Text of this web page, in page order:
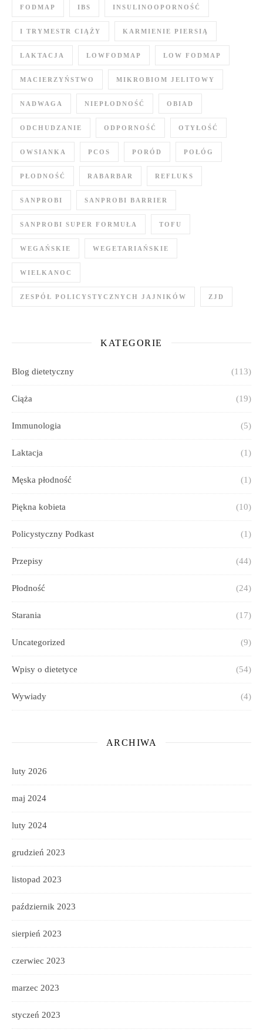
FODMAP IBS INSULINOOPORNOŚĆ
I TRYMESTR CIĄŻY KARMIENIE PIERSIĄ
LAKTACJA LOWFODMAP LOW FODMAP
MACIERZYŃSTWO MIKROBIOM JELITOWY
NADWAGA NIEPŁODNOŚĆ OBIAD
ODCHUDZANIE ODPORNOŚĆ OTYŁOŚĆ
OWSIANKA PCOS PORÓD POŁÓG
PŁODNOŚĆ RABARBAR REFLUKS
SANPROBI SANPROBI BARRIER
SANPROBI SUPER FORMUŁA TOFU
WEGAŃSKIE WEGETARIAŃSKIE
WIELKANOC
ZESPÓŁ POLICYSTYCZNYCH JAJNIKÓW ZJD
KATEGORIE
Blog dietetyczny (113)
Ciąża (19)
Immunologia (5)
Laktacja (1)
Męska płodność (1)
Piękna kobieta (10)
Policystyczny Podkast (1)
Przepisy (44)
Płodność (24)
Starania (17)
Uncategorized (9)
Wpisy o dietetyce (54)
Wywiady (4)
ARCHIWA
luty 2026
maj 2024
luty 2024
grudzień 2023
listopad 2023
październik 2023
sierpień 2023
czerwiec 2023
marzec 2023
styczeń 2023